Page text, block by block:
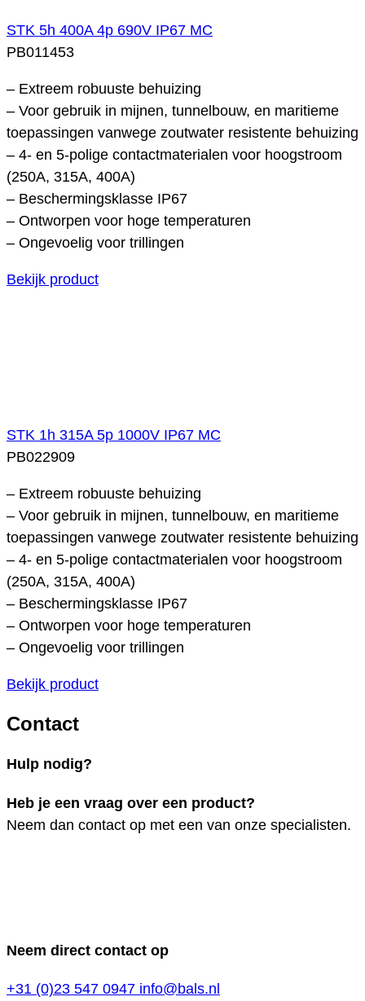
STK 5h 400A 4p 690V IP67 MC
PB011453
– Extreem robuuste behuizing
– Voor gebruik in mijnen, tunnelbouw, en maritieme
toepassingen vanwege zoutwater resistente behuizing
– 4- en 5-polige contactmaterialen voor hoogstroom
(250A, 315A, 400A)
– Beschermingsklasse IP67
– Ontworpen voor hoge temperaturen
– Ongevoelig voor trillingen
Bekijk product
STK 1h 315A 5p 1000V IP67 MC
PB022909
– Extreem robuuste behuizing
– Voor gebruik in mijnen, tunnelbouw, en maritieme
toepassingen vanwege zoutwater resistente behuizing
– 4- en 5-polige contactmaterialen voor hoogstroom
(250A, 315A, 400A)
– Beschermingsklasse IP67
– Ontworpen voor hoge temperaturen
– Ongevoelig voor trillingen
Bekijk product
Contact
Hulp nodig?
Heb je een vraag over een product?
Neem dan contact op met een van onze specialisten.
Neem direct contact op
+31 (0)23 547 0947 info@bals.nl